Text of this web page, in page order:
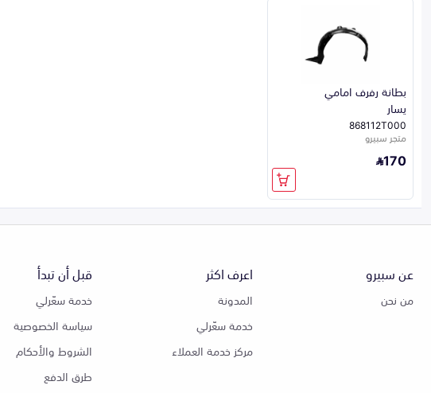
بطانة رفرف امامي
يسار
868112T000
متجر سبيرو
170
عن سبيرو
من نحن
اعرف اكثر
المدونة
خدمة سعّرلي
مركز خدمة العملاء
قبل أن تبدأ
خدمة سعّرلي
سياسة الخصوصية
الشروط والأحكام
طرق الدفع